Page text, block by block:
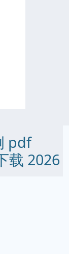
pdf
载 2026